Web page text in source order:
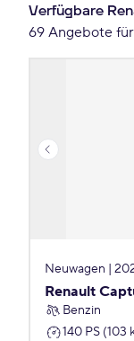
ab 237 €
Verfügbare
69 Angebote
Neuwagen |
Renault
Benzin
140 PS (103